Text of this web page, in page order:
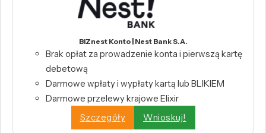
BIZnest Konto | Nest Bank S.A.
Brak opłat za prowadzenie konta i pierwszą kartę
debetową
Darmowe wpłaty i wypłaty kartą lub BLIKIEM
Darmowe przelewy krajowe Elixir
Szczegóły
Wnioskuj!